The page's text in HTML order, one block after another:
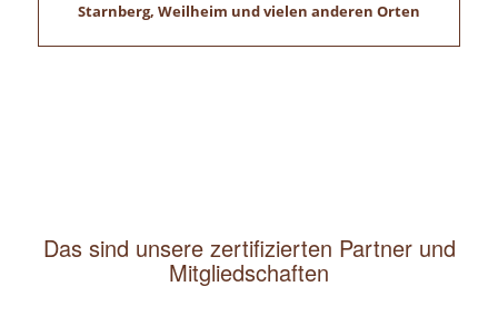
Starnberg, Weilheim und vielen anderen Orten
Das sind unsere zertifizierten Partner und
Mitgliedschaften